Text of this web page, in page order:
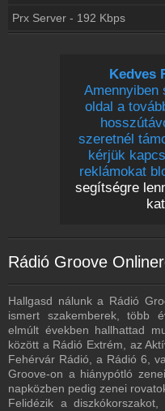
Prx Server - 192 Kbps
Kedves
Amennyiben
oldal a
szeretnél
kérjük
reklámokat
segítségre
Rádió Groove
Hallgasd nálunk a Rádió
ismert szakemberek, több
elmúlt években hallhattad
között a Rádió Extrém, az
Fehérvár Rádió, a Rádió 6,
Groove-on a hiánypótló
napközben pedig zenei
Felidézik a